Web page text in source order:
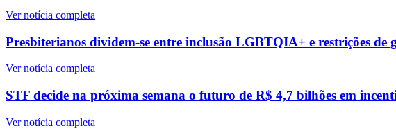
Ver notícia completa
Presbiterianos dividem-se entre inclusão LGBTQIA+ e restrições de
Ver notícia completa
STF decide na próxima semana o futuro de R$ 4,7 bilhões em
Ver notícia completa